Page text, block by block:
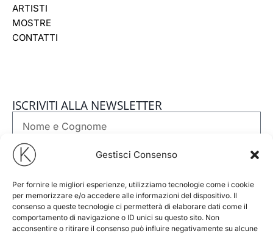
Gestisci Consenso
Per fornire le migliori esperienze, utilizziamo tecnologie come i cookie
per memorizzare e/o accedere alle informazioni del dispositivo. Il
consenso a queste tecnologie ci permetterà di elaborare dati come il
comportamento di navigazione o ID unici su questo sito. Non
acconsentire o ritirare il consenso può influire negativamente su alcune
ARTISTI
MOSTRE
CONTATTI
ISCRIVITI ALLA NEWSLETTER
Cognome
Email
Telefono
GDPRAccetto laPrivacy Policy del sito web